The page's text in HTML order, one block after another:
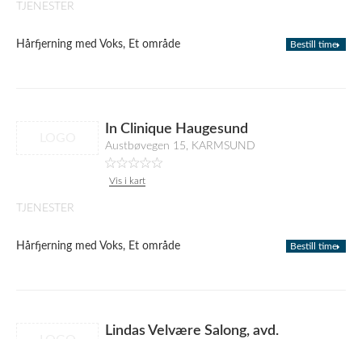
TJENESTER
Hårfjerning med Voks, Et område Bestill time
In Clinique Haugesund
Austbøvegen 15, KARMSUND
Vis i kart
TJENESTER
Hårfjerning med Voks, Et område Bestill time
Lindas Velvære Salong, avd.